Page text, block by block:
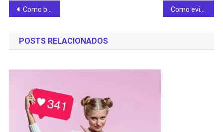
Navegação
de
Post
Como baixar fotos pelo celular? Veja 9 recomendações!
POSTS RELACIONADOS